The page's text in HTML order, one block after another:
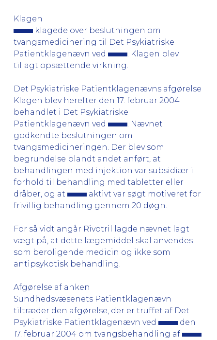
Klagen
klagede over beslutningen om
tvangsmedicinering til Det Psykiatriske
Patientklagenævn ved
. Klagen blev
tillagt opsættende virkning.
Det Psykiatriske Patientklagenævns afgørelse
Klagen blev herefter den 17. februar 2004
behandlet i Det Psykiatriske
Patientklagenævn ved
. Nævnet
godkendte beslutningen om
tvangsmedicineringen. Der blev som
begrundelse blandt andet anført, at
behandlingen med injektion var subsidiær i
forhold til behandling med tabletter eller
dråber, og at
aktivt var søgt motiveret for
frivillig behandling gennem 20 døgn.
For så vidt angår Rivotril lagde nævnet lagt
vægt på, at dette lægemiddel skal anvendes
som beroligende medicin og ikke som
antipsykotisk behandling.
Afgørelse af anken
Sundhedsvæsenets Patientklagenævn
tiltræder den afgørelse, der er truffet af Det
Psykiatriske Patientklagenævn ved
den
17. februar 2004 om tvangsbehandling af